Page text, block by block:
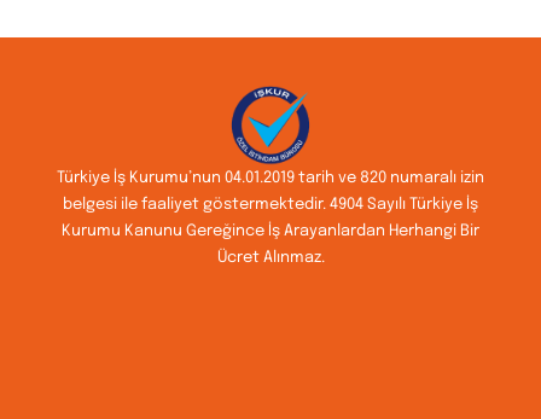
Türkiye İş Kurumu’nun 04.01.2019 tarih ve 820 numaralı izin
belgesi ile faaliyet göstermektedir. 4904 Sayılı Türkiye İş
Kurumu Kanunu Gereğince İş Arayanlardan Herhangi Bir
Ücret Alınmaz.